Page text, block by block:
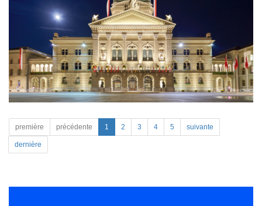
première précédente 1 2 3 4 5 suivante
dernière